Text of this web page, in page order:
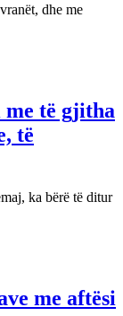
dhe me
të gjitha
të
ka bërë të ditur
me aftësi